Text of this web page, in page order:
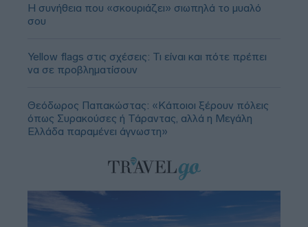
Η συνήθεια που «σκουριάζει» σιωπηλά το μυαλό
σου
Yellow flags στις σχέσεις: Τι είναι και πότε πρέπει
να σε προβληματίσουν
Θεόδωρος Παπακώστας: «Κάποιοι ξέρουν πόλεις
όπως Συρακούσες ή Τάραντας, αλλά η Μεγάλη
Ελλάδα παραμένει άγνωστη»